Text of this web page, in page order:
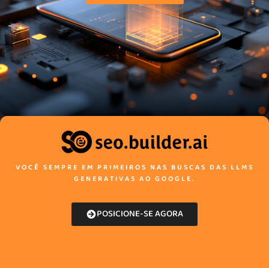
VOCÊ SEMPRE EM PRIMEIROS NAS BUSCAS DAS LLMS
GENERATIVAS AO GOOGLE.
POSICIONE-SE AGORA